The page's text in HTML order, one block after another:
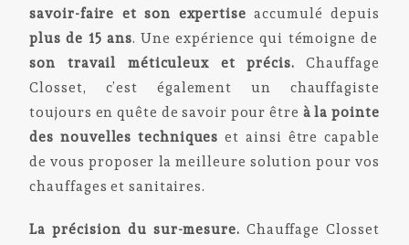
savoir-faire et son expertise accumulé depuis
plus de 15 ans. Une expérience qui témoigne de
son travail méticuleux et précis. Chauffage
Closset, c’est également un chauffagiste
toujours en quête de savoir pour être à la pointe
des nouvelles techniques et ainsi être capable
de vous proposer la meilleure solution pour vos
chauffages et sanitaires.
La précision du sur-mesure. Chauffage Closset